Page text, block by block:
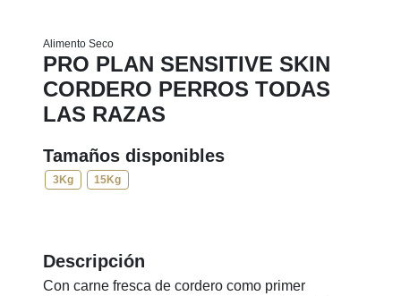
Alimento Seco
PRO PLAN SENSITIVE SKIN
CORDERO PERROS TODAS
LAS RAZAS
Tamaños disponibles
3Kg 15Kg
Descripción
Con carne fresca de cordero como primer